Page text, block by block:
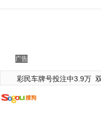
广告
彩民车牌号投注中3.9万